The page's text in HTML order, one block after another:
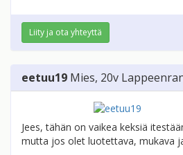
Liity ja ota yhteyttä
eetuu19 Mies, 20v
Jees, tähän on vaikea keksiä
mutta jos olet luotettava, mukava